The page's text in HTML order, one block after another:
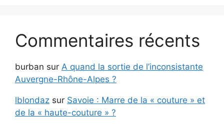
Commentaires récents
burban sur A quand la sortie de l’inconsistante
Auvergne-Rhône-Alpes ?
lblondaz sur Savoie : Marre de la « couture » et
de la « haute-couture » ?